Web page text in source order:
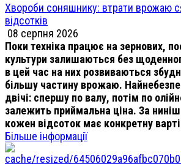
Хвороби соняшнику: втрати врожаю
відсотків
08 серпня 2026
Поки техніка працює на зернових,
культури залишаються без
в цей час на них розвиваються
більшу частину врожаю.
двічі: спершу по валу, потім по
залежить приймальна ціна. За
кожен відсоток має конкретну
Більше інформації